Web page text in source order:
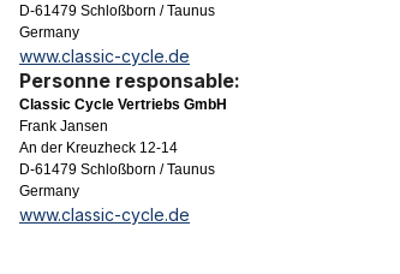
D-61479 Schloßborn / Taunus
Germany
www.classic-cycle.de
Personne responsable:
Classic Cycle Vertriebs GmbH
Frank Jansen
An der Kreuzheck 12-14
D-61479 Schloßborn / Taunus
Germany
www.classic-cycle.de